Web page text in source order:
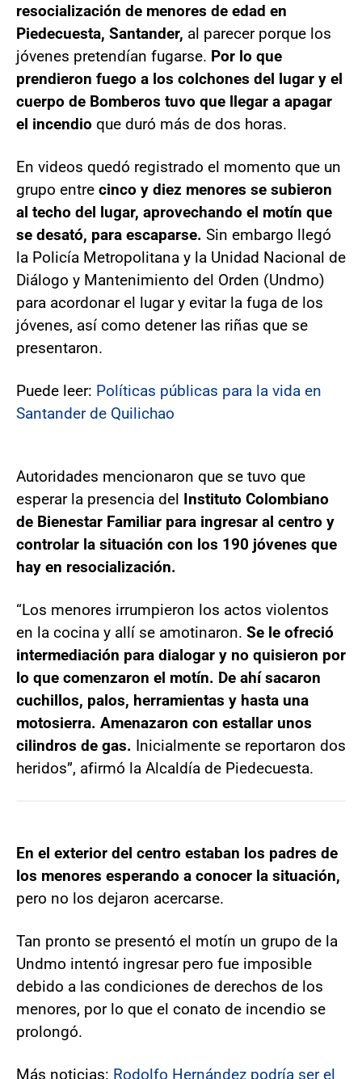
resocialización de menores de edad en
Piedecuesta, Santander, al parecer porque los
jóvenes pretendían fugarse. Por lo que
prendieron fuego a los colchones del lugar y el
cuerpo de Bomberos tuvo que llegar a apagar
el incendio que duró más de dos horas.
En videos quedó registrado el momento que un
grupo entre cinco y diez menores se subieron
al techo del lugar, aprovechando el motín que
se desató, para escaparse. Sin embargo llegó
la Policía Metropolitana y la Unidad Nacional de
Diálogo y Mantenimiento del Orden (Undmo)
para acordonar el lugar y evitar la fuga de los
jóvenes, así como detener las riñas que se
presentaron.
Puede leer: Políticas públicas para la vida en
Santander de Quilichao
Autoridades mencionaron que se tuvo que
esperar la presencia del Instituto Colombiano
de Bienestar Familiar para ingresar al centro y
controlar la situación con los 190 jóvenes que
hay en resocialización.
“Los menores irrumpieron los actos violentos
en la cocina y allí se amotinaron. Se le ofreció
intermediación para dialogar y no quisieron por
lo que comenzaron el motín. De ahí sacaron
cuchillos, palos, herramientas y hasta una
motosierra. Amenazaron con estallar unos
cilindros de gas. Inicialmente se reportaron dos
heridos”, afirmó la Alcaldía de Piedecuesta.
En el exterior del centro estaban los padres de
los menores esperando a conocer la situación,
pero no los dejaron acercarse.
Tan pronto se presentó el motín un grupo de la
Undmo intentó ingresar pero fue imposible
debido a las condiciones de derechos de los
menores, por lo que el conato de incendio se
prolongó.
Más noticias: Rodolfo Hernández podría ser el